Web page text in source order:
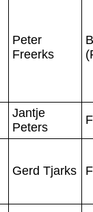
Peter
Freerks
Jantje
Peters
Gerd Tjarks